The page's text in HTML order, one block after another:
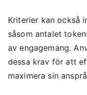
Kriterier kan också
såsom antalet
av engagemang.
dessa krav för att
maximera sin